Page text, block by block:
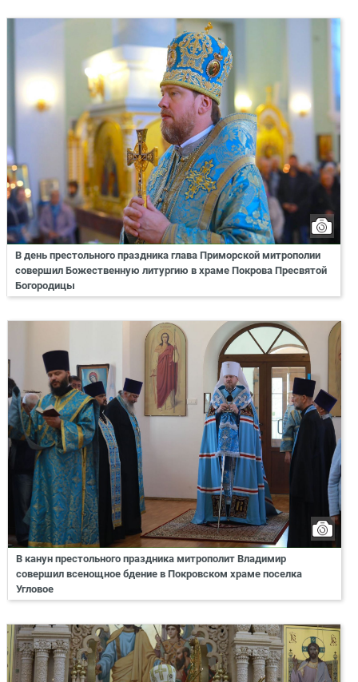
В день престольного праздника глава Приморской митрополии
совершил Божественную литургию в храме Покрова Пресвятой
Богородицы
В канун престольного праздника митрополит Владимир
совершил всенощное бдение в Покровском храме поселка
Угловое